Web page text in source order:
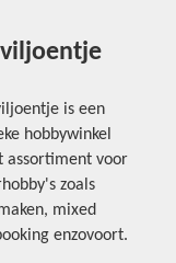
is een
hobbywinkel
assortiment voor
zoals
mixed
enzovoort.